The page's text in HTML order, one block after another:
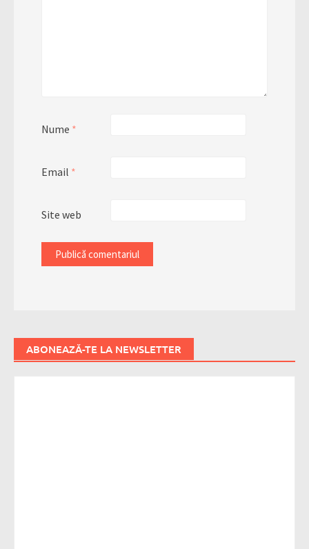
Nume *
Email *
Site web
ABONEAZĂ-TE LA NEWSLETTER